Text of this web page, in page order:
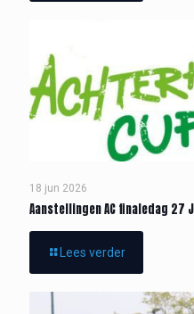
18 jun 2026
Aanstellingen AC finaledag 27
Lees verder